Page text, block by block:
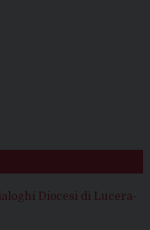
Diocesi di Lucera-